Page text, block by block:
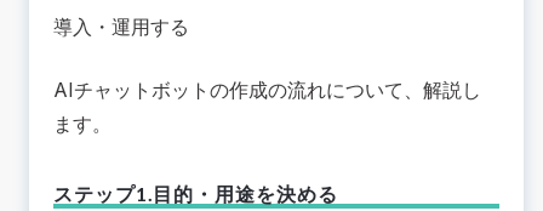
導入・運用する
AIチャットボットの作成の流れについて、解説し
ます。
ステップ1.目的・用途を決める